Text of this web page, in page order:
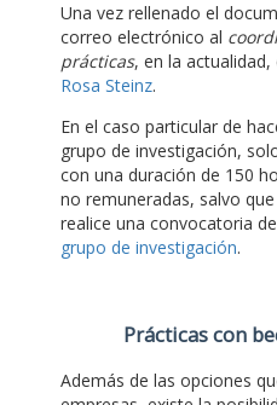
Una vez rellenado el
correo electrónico al
prácticas, en la
Rosa Steinz.
En el caso particular de
grupo de investigación,
con una duración de 150
no remuneradas, salvo
realice una convocatoria de
grupo de investigación.
Prácticas con
Además de las opciones